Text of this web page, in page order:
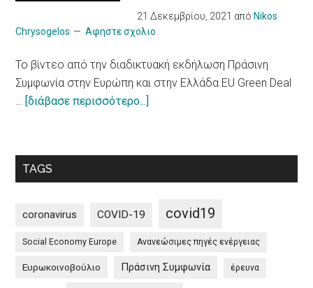
υπεύθυνο
μοντέλο
10
principles
on
sustainable
tourism
21 Δεκεμβρίου, 2021 απόNikos
Chrysogelos
Αφηστε σχολιο
To βίντεο από την διαδικτυακή εκδήλωση Πράσινη
Συμφωνία στην Ευρώπη και στην Ελλάδα EU Green Deal
[διάβασε περισσότερο...]
από
εκδήλωση
Συμφωνία
στην
TAGS
coronavirus COVID-19 covid19
Social Economy Europe Ανανεώσιμες πηγές ενέργειας
Ευρωκοινοβούλιο Πράσινη Συμφωνία έρευνα